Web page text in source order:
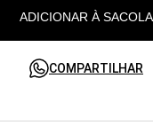
ADICIONAR À SACOLA
COMPARTILHAR